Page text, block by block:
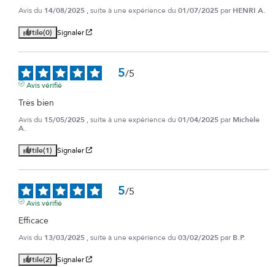
Avis du 14/08/2025 , suite à une expérience du 01/07/2025 par HENRI A.
Utile(0) Signaler
5/5
Avis vérifié
Très bien
Avis du 15/05/2025 , suite à une expérience du 01/04/2025 par Michèle
A.
Utile(1) Signaler
5/5
Avis vérifié
Efficace
Avis du 13/03/2025 , suite à une expérience du 03/02/2025 par B.P.
Utile(2) Signaler